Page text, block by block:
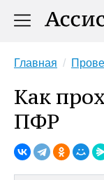
Главная
Как
ПФР